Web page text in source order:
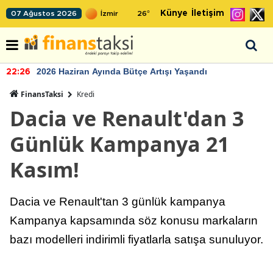
07 Ağustos 2026 26° Künye İletişim
22:26 2026 Haziran Ayında Bütçe Artışı Yaşandı
FinansTaksi Kredi
Dacia ve Renault'dan 3
Günlük Kampanya 21
Kasım!
Dacia ve Renault'tan 3 günlük kampanya
Kampanya kapsamında söz konusu markaların
bazı modelleri indirimli fiyatlarla satışa sunuluyor.